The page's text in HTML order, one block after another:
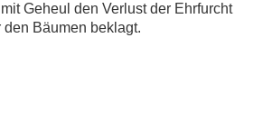
Geheul den Verlust der Ehrfurcht
den Bäumen beklagt.